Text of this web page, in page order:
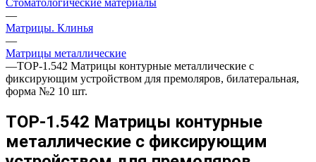
Стоматологические материалы
—
Матрицы. Клинья
—
Матрицы металлические
—ТОР-1.542 Матрицы контурные металлические с
фиксирующим устройством для премоляров, билатеральная,
форма №2 10 шт.
ТОР-1.542 Матрицы контурные
металлические с фиксирующим